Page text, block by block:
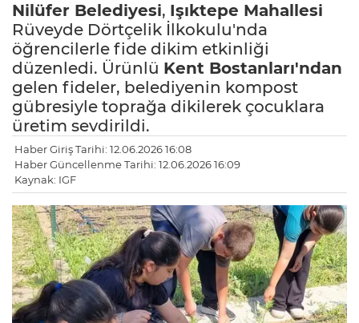
Nilüfer Belediyesi, Işıktepe Mahallesi
Rüveyde Dörtçelik İlkokulu'nda
öğrencilerle fide dikim etkinliği
düzenledi. Ürünlü Kent Bostanları'ndan
gelen fideler, belediyenin kompost
gübresiyle toprağa dikilerek çocuklara
üretim sevdirildi.
Haber Giriş Tarihi: 12.06.2026 16:08
Haber Güncellenme Tarihi: 12.06.2026 16:09
Kaynak: IGF